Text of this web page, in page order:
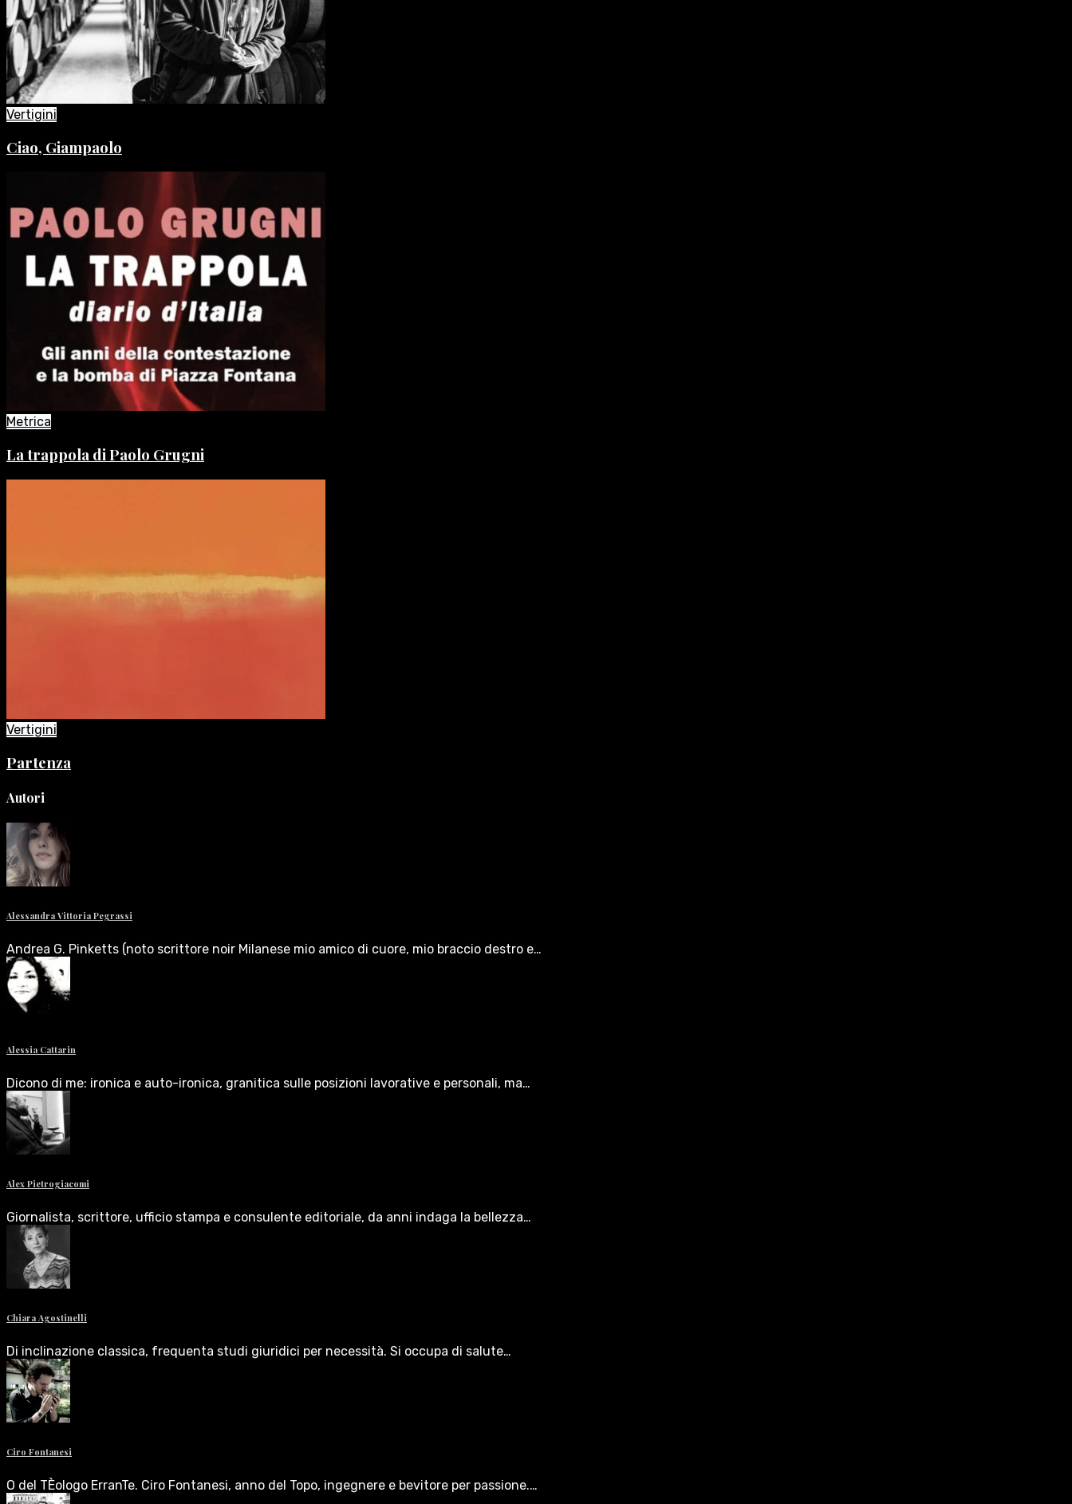
Vertigini
Ciao, Giampaolo
Metrica
La trappola di Paolo Grugni
Vertigini
Partenza
Autori
Alessandra Vittoria Pegrassi
Andrea G. Pinketts (noto scrittore noir Milanese mio amico di cuore, mio braccio destro e…
Alessia Cattarin
Dicono di me: ironica e auto-ironica, granitica sulle posizioni lavorative e personali, ma…
Alex Pietrogiacomi
Giornalista, scrittore, ufficio stampa e consulente editoriale, da anni indaga la bellezza…
Chiara Agostinelli
Di inclinazione classica, frequenta studi giuridici per necessità. Si occupa di salute…
Ciro Fontanesi
O del TÈologo ErranTe. Ciro Fontanesi, anno del Topo, ingegnere e bevitore per passione.…